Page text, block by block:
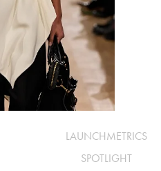
LAUNCHMETRICS
SPOTLIGHT